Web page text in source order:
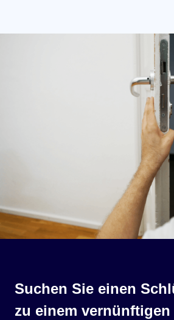
Suchen Sie einen
zu einem vernünftigen